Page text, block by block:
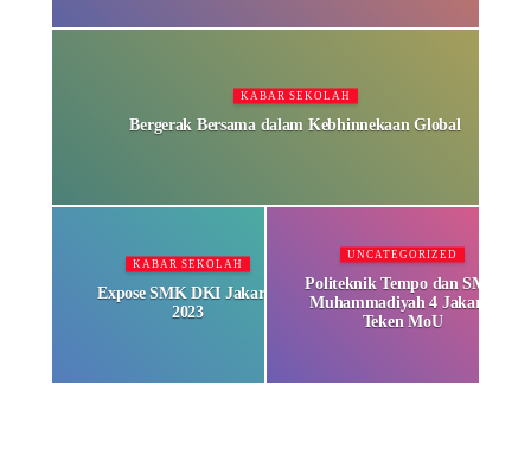
KABAR SEKOLAH
Bergerak Bersama dalam Kebhinnekaan Global
KABAR SEKOLAH
Expose SMK DKI Jakarta
2023
UNCATEGORIZED
Politeknik Tempo dan SMK
Muhammadiyah 4 Jakarta
Teken MoU